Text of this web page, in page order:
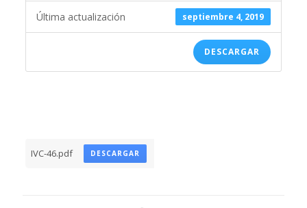
septiembre 4, 2019
Última actualización
DESCARGAR
IVC-46.pdf DESCARGAR